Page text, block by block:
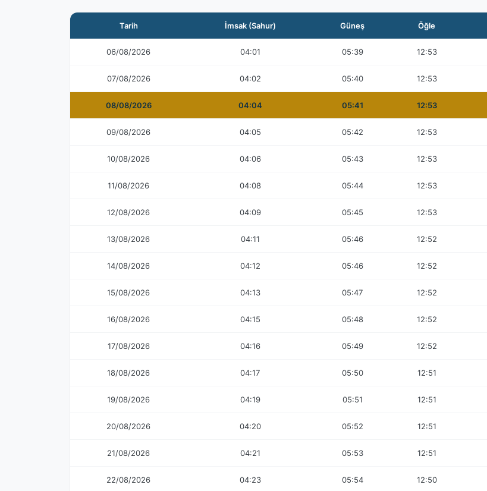
Tarih İmsak (Sahur) Güneş Öğle
06/08/2026 04:01 05:39 12:53
07/08/2026 04:02 05:40 12:53
08/08/2026 04:04 05:41 12:53
09/08/2026 04:05 05:42 12:53
10/08/2026 04:06 05:43 12:53
11/08/2026 04:08 05:44 12:53
12/08/2026 04:09 05:45 12:53
13/08/2026 04:11 05:46 12:52
14/08/2026 04:12 05:46 12:52
15/08/2026 04:13 05:47 12:52
16/08/2026 04:15 05:48 12:52
17/08/2026 04:16 05:49 12:52
18/08/2026 04:17 05:50 12:51
19/08/2026 04:19 05:51 12:51
20/08/2026 04:20 05:52 12:51
21/08/2026 04:21 05:53 12:51
22/08/2026 04:23 05:54 12:50